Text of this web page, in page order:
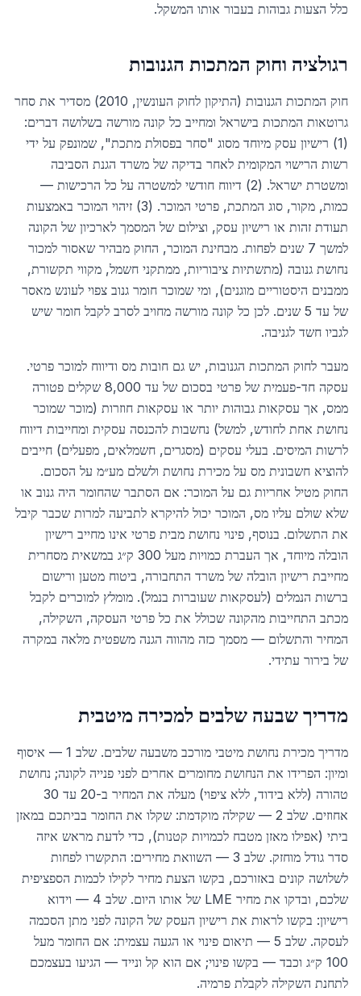
כלל הצעות גבוהות בעבור אותו המשקל.
רגולציה וחוק המתכות הגנובות
חוק המתכות הגנובות (התיקון לחוק העונשין, 2010) מסדיר את סחר
גרוטאות המתכות בישראל ומחייב כל קונה מורשה בשלושה דברים:
(1) רישיון עסק מיוחד מסוג "סחר בפסולת מתכת", שמונפק על ידי
רשות הרישוי המקומית לאחר בדיקה של משרד הגנת הסביבה
ומשטרת ישראל. (2) דיווח חודשי למשטרה על כל הרכישות —
כמות, מקור, סוג המתכת, פרטי המוכר. (3) זיהוי המוכר באמצעות
תעודת זהות או רישיון עסק, וצילום של המסמך לארכיון של הקונה
למשך 7 שנים לפחות. מבחינת המוכר, החוק מבהיר שאסור למכור
נחושת גנובה (מתשתיות ציבוריות, ממתקני חשמל, מקווי תקשורת,
ממבנים היסטוריים מוגנים), ומי שמוכר חומר גנוב צפוי לעונש מאסר
של עד 5 שנים. לכן כל קונה מורשה מחויב לסרב לקבל חומר שיש
לגביו חשד לגניבה.
מעבר לחוק המתכות הגנובות, יש גם חובות מס ודיווח למוכר פרטי.
עסקה חד-פעמית של פרטי בסכום של עד 8,000 שקלים פטורה
ממס, אך עסקאות גבוהות יותר או עסקאות חוזרות (מוכר שמוכר
נחושת אחת לחודש, למשל) נחשבות להכנסה עסקית ומחייבות דיווח
לרשות המיסים. בעלי עסקים (מסגרים, חשמלאים, מפעלים) חייבים
להוציא חשבונית מס על מכירת נחושת ולשלם מע״מ על הסכום.
החוק מטיל אחריות גם על המוכר: אם הסתבר שהחומר היה גנוב או
שלא שולם עליו מס, המוכר יכול להיקרא לתביעה למרות שכבר קיבל
את התשלום. בנוסף, פינוי נחושת מבית פרטי אינו מחייב רישיון
הובלה מיוחד, אך העברת כמויות מעל 300 ק״ג במשאית מסחרית
מחייבת רישיון הובלה של משרד התחבורה, ביטוח מטען ורישום
ברשות הנמלים (לעסקאות שעוברות בנמל). מומלץ למוכרים לקבל
מכתב התחייבות מהקונה שכולל את כל פרטי העסקה, השקילה,
המחיר והתשלום — מסמך כזה מהווה הגנה משפטית מלאה במקרה
של בירור עתידי.
מדריך שבעה שלבים למכירה מיטבית
מדריך מכירת נחושת מיטבי מורכב משבעה שלבים. שלב 1 — איסוף
ומיון: הפרידו את הנחושת מחומרים אחרים לפני פנייה לקונה; נחושת
טהורה (ללא בידוד, ללא ציפוי) מעלה את המחיר ב-20 עד 30
אחוזים. שלב 2 — שקילה מוקדמת: שקלו את החומר בביתכם במאזן
ביתי (אפילו מאזן מטבח לכמויות קטנות), כדי לדעת מראש איזה
סדר גודל מוחזק. שלב 3 — השוואת מחירים: התקשרו לפחות
לשלושה קונים באזורכם, בקשו הצעת מחיר לקילו לכמות הספציפית
שלכם, ובדקו את מחיר LME של אותו היום. שלב 4 — וידוא
רישיון: בקשו לראות את רישיון העסק של הקונה לפני מתן הסכמה
לעסקה. שלב 5 — תיאום פינוי או הגעה עצמית: אם החומר מעל
100 ק״ג וכבד — בקשו פינוי; אם הוא קל ונייד — הגיעו בעצמכם
לתחנת השקילה לקבלת פרמיה.